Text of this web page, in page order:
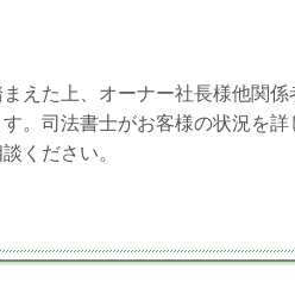
えた上、オーナー社長様他関係
。司法書士がお客様の状況を詳
ください。